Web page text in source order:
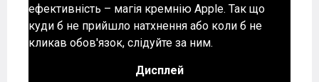
ефективність – магія кремнію Apple. Так що
куди б не прийшло натхнення або коли б не
кликав обов'язок, слідуйте за ним.
Дисплей